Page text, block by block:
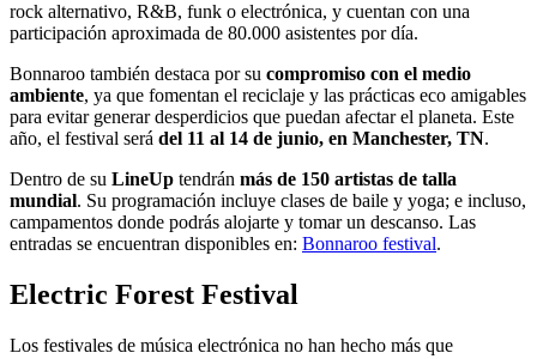
rock alternativo, R&B, funk o electrónica, y cuentan con una
participación aproximada de 80.000 asistentes por día.
Bonnaroo también destaca por su compromiso con el medio
ambiente, ya que fomentan el reciclaje y las prácticas eco amigables
para evitar generar desperdicios que puedan afectar el planeta. Este
año, el festival será del 11 al 14 de junio, en Manchester, TN.
Dentro de su LineUp tendrán más de 150 artistas de talla
mundial. Su programación incluye clases de baile y yoga; e incluso,
campamentos donde podrás alojarte y tomar un descanso. Las
entradas se encuentran disponibles en: Bonnaroo festival.
Electric Forest Festival
Los festivales de música electrónica no han hecho más que